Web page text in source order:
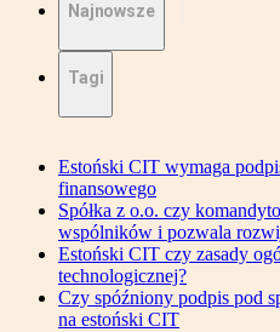
Najnowsze
Tagi
Estoński CIT wymaga
finansowego
Spółka z o.o. czy
wspólników i pozwala
Estoński CIT czy zasady
technologicznej?
Czy spóźniony podpis pod
na estoński CIT